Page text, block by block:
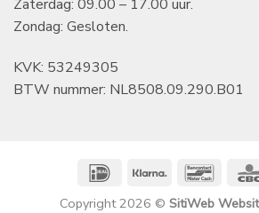
Zaterdag: 09.00 – 17.00 uur.
Zondag: Gesloten.
KVK: 53249305
BTW nummer: NL8508.09.290.B01
IDeal Klarna
Copyright 2026 © SitiWeb